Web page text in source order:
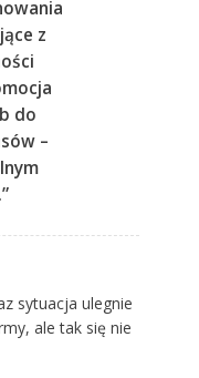
z
do
–
sytuacja ulegnie
ale tak się nie